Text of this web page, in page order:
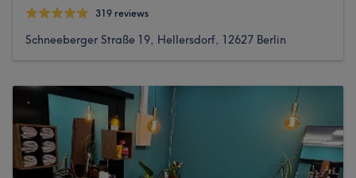
319 reviews
Schneeberger Straße 19, Hellersdorf, 12627 Berlin